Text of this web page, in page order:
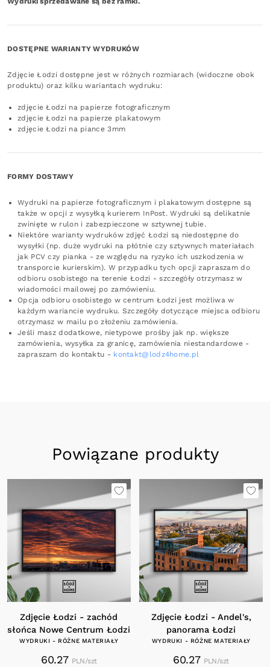
DOSTĘPNE WARIANTY WYDRUKÓW
Zdjęcie Łodzi dostępne jest w różnych rozmiarach (widoczne obok
produktu) oraz kilku wariantach wydruku:
zdjęcie Łodzi na papierze fotograficznym
zdjęcie Łodzi na papierze plakatowym
zdjęcie Łodzi na piance 3mm
FORMY DOSTAWY
Wydruki na papierze fotograficznym i plakatowym dostępne są
także w opcji z wysyłką kurierem InPost. Wydruki są delikatnie
zwinięte w rulon i zabezpieczone w sztywnej tubie.
Niektóre warianty wydruków zdjęć Łodzi są niedostępne do
wysyłki (np. duże wydruki na płótnie czy sztywnych materiałach
jak PCV czy pianka - ze względu na ryzyko ich uszkodzenia w
transporcie kurierskim). W przypadku tych opcji zapraszam do
odbioru osobistego na terenie Łodzi - szczegóły otrzymasz w
wiadomości mailowej po zamówieniu.
Opcja odbioru osobistego w centrum Łodzi jest możliwa w
każdym wariancie wydruku. Szczegóły dotyczące miejsca odbioru
otrzymasz w mailu po złożeniu zamówienia.
Jeśli masz dodatkowe, nietypowe prośby jak np. większe
zamówienia, wysyłka za granicę, zamówienia niestandardowe -
zapraszam do kontaktu - kontakt@lodz4home.pl
Powiązane produkty
Zdjęcie Łodzi - zachód
słońca Nowe Centrum Łodzi
WYDRUKI - RÓŻNE MATERIAŁY
60.27 PLN/szt
Zdjęcie Łodzi - Andel's,
panorama Łodzi
WYDRUKI - RÓŻNE MATERIAŁY
60.27 PLN/szt